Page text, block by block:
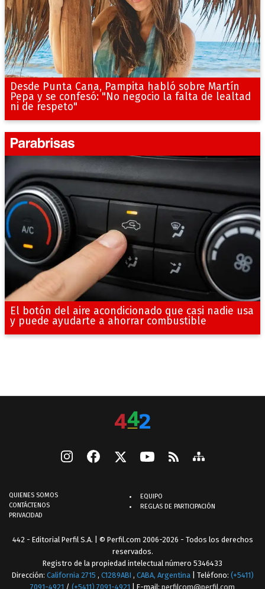
Desde Punta Cana, Pampita habló sobre Martín
Pepa y se confesó: "No negocio la falta de lealtad
ni de respeto"
El botón del aire acondicionado que casi nadie usa
y puede ayudarte a ahorrar combustible
QUIENES SOMOS
CONTÁCTENOS
PRIVACIDAD
EQUIPO
REGLAS DE PARTICIPACIÓN
442 - Editorial Perfil S.A. | © Perfil.com 2006-2026 - Todos los derechos
reservados.
Registro de la propiedad intelectual número 5346433
Dirección: California 2715 , C1289ABI , CABA, Argentina | Teléfono: (+5411)
7091-4921 / (+5411) 7091-4921 | E-mail: perfilcom@perfil.com